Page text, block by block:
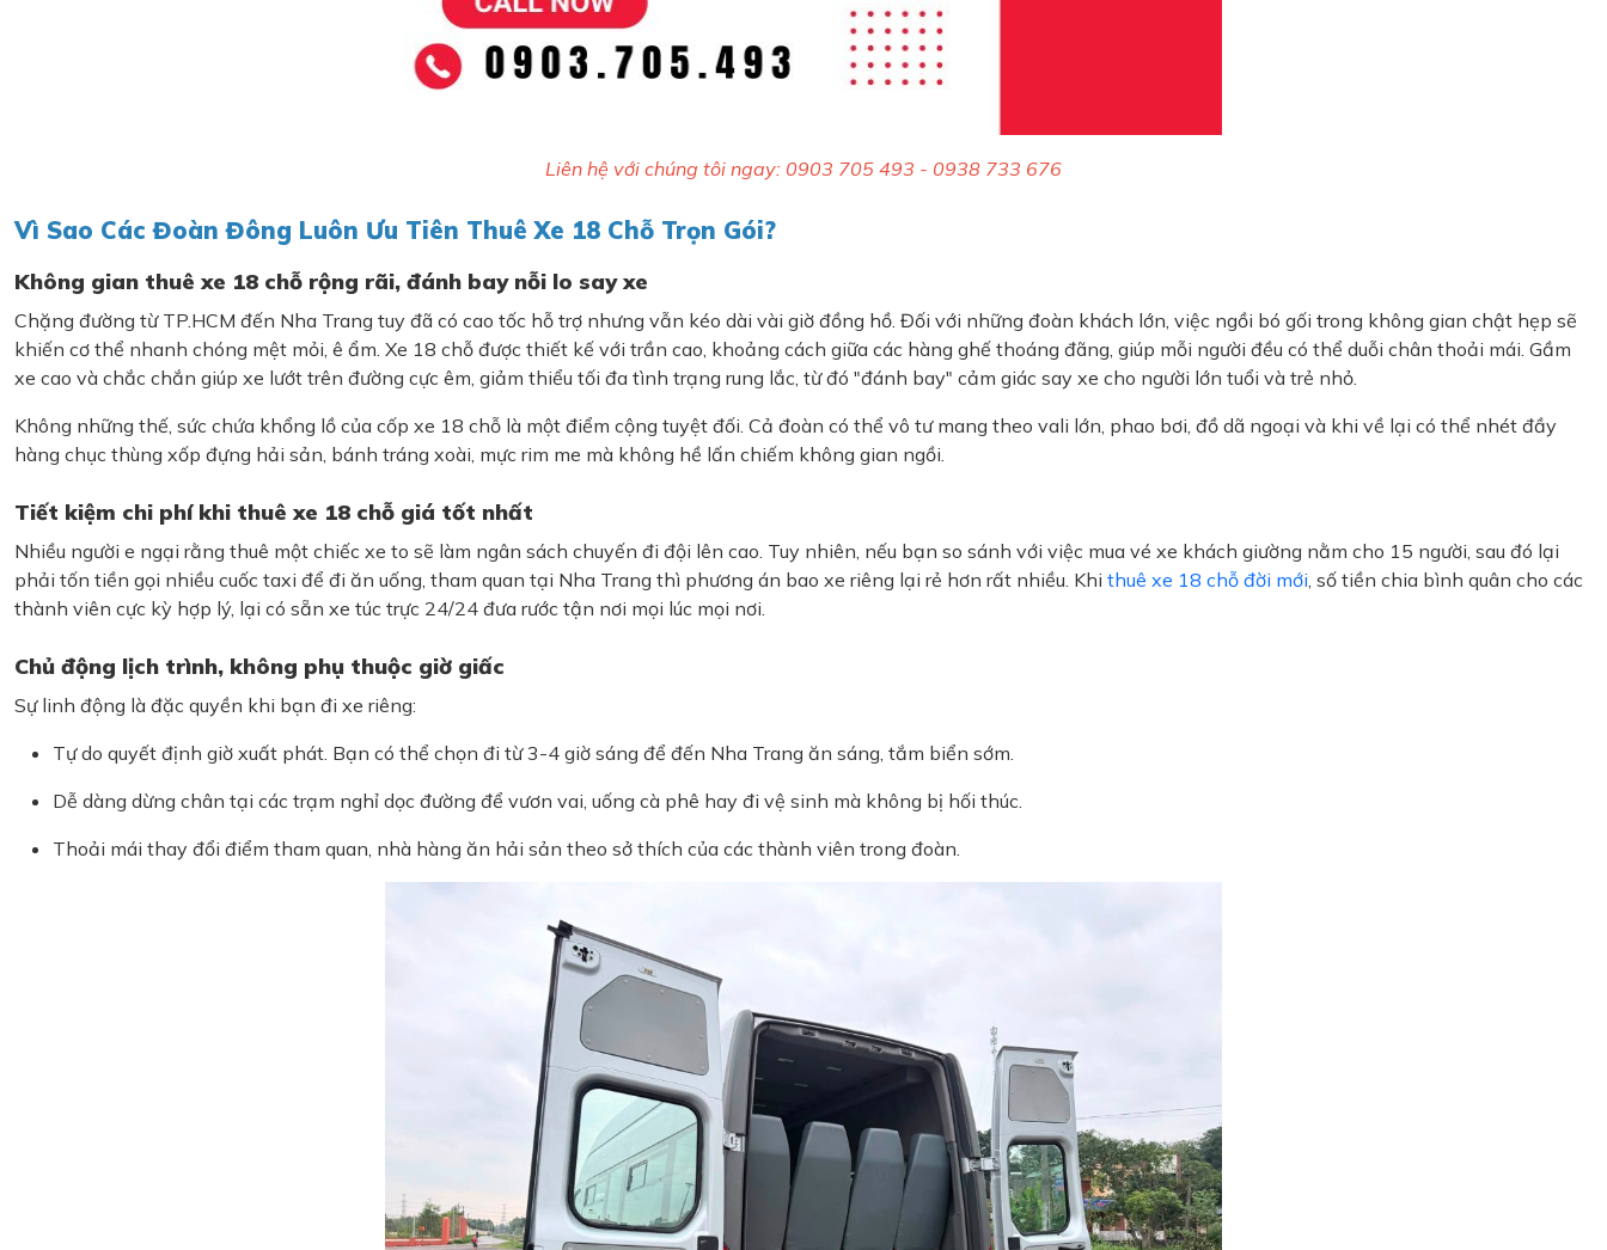
Liên hệ với chúng tôi ngay: 0903 705 493 - 0938 733 676
Vì Sao Các Đoàn Đông Luôn Ưu Tiên Thuê Xe 18 Chỗ Trọn Gói?
Không gian thuê xe 18 chỗ rộng rãi, đánh bay nỗi lo say xe
Chặng đường từ TP.HCM đến Nha Trang tuy đã có cao tốc hỗ trợ nhưng vẫn kéo dài vài giờ đồng hồ. Đối với những đoàn khách lớn, việc ngồi bó gối trong không gian chật hẹp sẽ
khiến cơ thể nhanh chóng mệt mỏi, ê ẩm. Xe 18 chỗ được thiết kế với trần cao, khoảng cách giữa các hàng ghế thoáng đãng, giúp mỗi người đều có thể duỗi chân thoải mái. Gầm
xe cao và chắc chắn giúp xe lướt trên đường cực êm, giảm thiểu tối đa tình trạng rung lắc, từ đó "đánh bay" cảm giác say xe cho người lớn tuổi và trẻ nhỏ.
Không những thế, sức chứa khổng lồ của cốp xe 18 chỗ là một điểm cộng tuyệt đối. Cả đoàn có thể vô tư mang theo vali lớn, phao bơi, đồ dã ngoại và khi về lại có thể nhét đầy
hàng chục thùng xốp đựng hải sản, bánh tráng xoài, mực rim me mà không hề lấn chiếm không gian ngồi.
Tiết kiệm chi phí khi thuê xe 18 chỗ giá tốt nhất
Nhiều người e ngại rằng thuê một chiếc xe to sẽ làm ngân sách chuyến đi đội lên cao. Tuy nhiên, nếu bạn so sánh với việc mua vé xe khách giường nằm cho 15 người, sau đó lại
phải tốn tiền gọi nhiều cuốc taxi để đi ăn uống, tham quan tại Nha Trang thì phương án bao xe riêng lại rẻ hơn rất nhiều. Khi thuê xe 18 chỗ đời mới, số tiền chia bình quân cho các
thành viên cực kỳ hợp lý, lại có sẵn xe túc trực 24/24 đưa rước tận nơi mọi lúc mọi nơi.
Chủ động lịch trình, không phụ thuộc giờ giấc
Sự linh động là đặc quyền khi bạn đi xe riêng:
Tự do quyết định giờ xuất phát. Bạn có thể chọn đi từ 3-4 giờ sáng để đến Nha Trang ăn sáng, tắm biển sớm.
Dễ dàng dừng chân tại các trạm nghỉ dọc đường để vươn vai, uống cà phê hay đi vệ sinh mà không bị hối thúc.
Thoải mái thay đổi điểm tham quan, nhà hàng ăn hải sản theo sở thích của các thành viên trong đoàn.